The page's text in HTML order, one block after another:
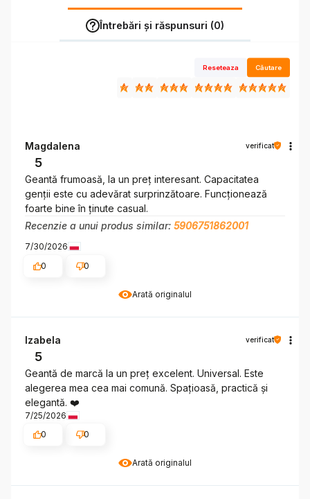
Întrebări și răspunsuri (0)
Reseteaza Căutare
Arată originalul
Magdalena verificat
5
Geantă frumoasă, la un preț interesant. Capacitatea
genții este cu adevărat surprinzătoare. Funcționează
foarte bine în ținute casual.
Recenzie a unui produs similar: 5906751862001
7/30/2026
0
0
Arată originalul
Izabela verificat
5
Geantă de marcă la un preț excelent. Universal. Este
alegerea mea cea mai comună. Spațioasă, practică și
elegantă. ❤️
7/25/2026
0
0